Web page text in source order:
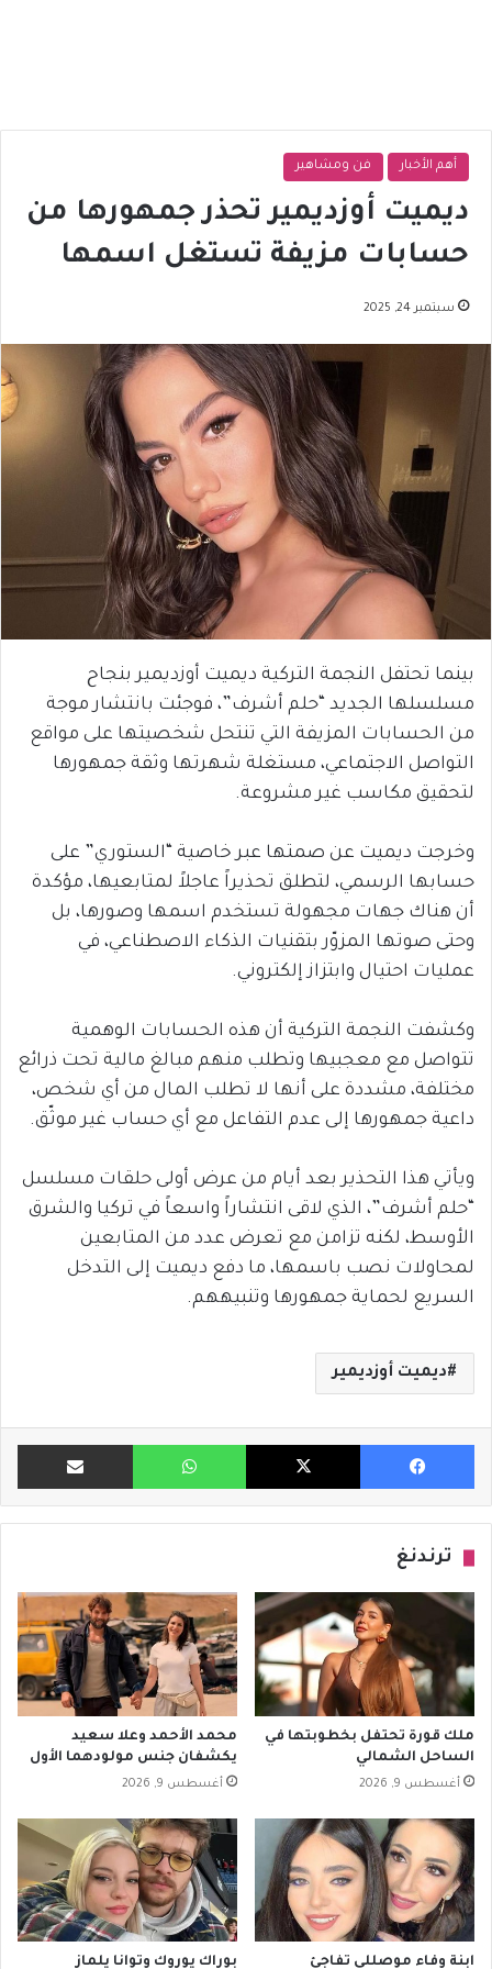
أهم الأخبار فن ومشاهير
ديميت أوزديمير تحذر جمهورها من
حسابات مزيفة تستغل اسمها
سبتمبر 24, 2025
بينما تحتفل النجمة التركية ديميت أوزديمير بنجاح
مسلسلها الجديد “حلم أشرف”، فوجئت بانتشار موجة
من الحسابات المزيفة التي تنتحل شخصيتها على مواقع
التواصل الاجتماعي، مستغلة شهرتها وثقة جمهورها
لتحقيق مكاسب غير مشروعة.
وخرجت ديميت عن صمتها عبر خاصية “الستوري” على
حسابها الرسمي، لتطلق تحذيراً عاجلاً لمتابعيها، مؤكدة
أن هناك جهات مجهولة تستخدم اسمها وصورها، بل
وحتى صوتها المزوّر بتقنيات الذكاء الاصطناعي، في
عمليات احتيال وابتزاز إلكتروني.
وكشفت النجمة التركية أن هذه الحسابات الوهمية
تتواصل مع معجبيها وتطلب منهم مبالغ مالية تحت ذرائع
مختلفة، مشددة على أنها لا تطلب المال من أي شخص،
داعية جمهورها إلى عدم التفاعل مع أي حساب غير موثّق.
ويأتي هذا التحذير بعد أيام من عرض أولى حلقات مسلسل
“حلم أشرف”، الذي لاقى انتشاراً واسعاً في تركيا والشرق
الأوسط، لكنه تزامن مع تعرض عدد من المتابعين
لمحاولات نصب باسمها، ما دفع ديميت إلى التدخل
السريع لحماية جمهورها وتنبيههم.
ديميت أوزديمير
فيسبوك X واتساب مشاركة
ترندنغ
ملك قورة تحتفل بخطوبتها في
الساحل الشمالي
أغسطس 9, 2026
محمد الأحمد وعلا سعيد
يكشفان جنس مولودهما الأول
أغسطس 9, 2026
ابنة وفاء موصللي تفاجئ بوراك يوروك وتوانا يلماز